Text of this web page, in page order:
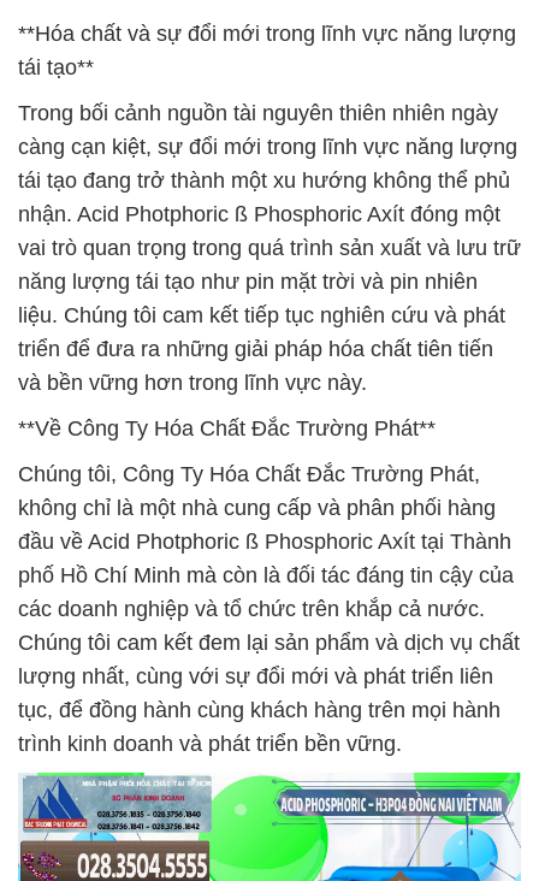
**Hóa chất và sự đổi mới trong lĩnh vực năng lượng
tái tạo**
Trong bối cảnh nguồn tài nguyên thiên nhiên ngày
càng cạn kiệt, sự đổi mới trong lĩnh vực năng lượng
tái tạo đang trở thành một xu hướng không thể phủ
nhận. Acid Photphoric ß Phosphoric Axít đóng một
vai trò quan trọng trong quá trình sản xuất và lưu trữ
năng lượng tái tạo như pin mặt trời và pin nhiên
liệu. Chúng tôi cam kết tiếp tục nghiên cứu và phát
triển để đưa ra những giải pháp hóa chất tiên tiến
và bền vững hơn trong lĩnh vực này.
**Về Công Ty Hóa Chất Đắc Trường Phát**
Chúng tôi, Công Ty Hóa Chất Đắc Trường Phát,
không chỉ là một nhà cung cấp và phân phối hàng
đầu về Acid Photphoric ß Phosphoric Axít tại Thành
phố Hồ Chí Minh mà còn là đối tác đáng tin cậy của
các doanh nghiệp và tổ chức trên khắp cả nước.
Chúng tôi cam kết đem lại sản phẩm và dịch vụ chất
lượng nhất, cùng với sự đổi mới và phát triển liên
tục, để đồng hành cùng khách hàng trên mọi hành
trình kinh doanh và phát triển bền vững.